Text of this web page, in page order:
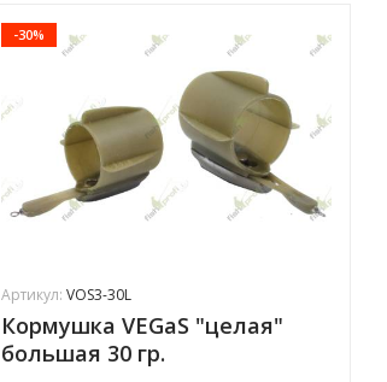
-30%
Артикул: VOS3-30L
Кормушка VEGaS "целая"
большая 30 гр.